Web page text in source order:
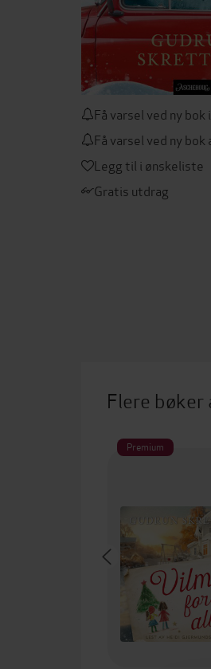
Få varsel ved ny bok
Få varsel ved ny
Legg til i ønskeliste
Gratis utdrag
Flere
Premium